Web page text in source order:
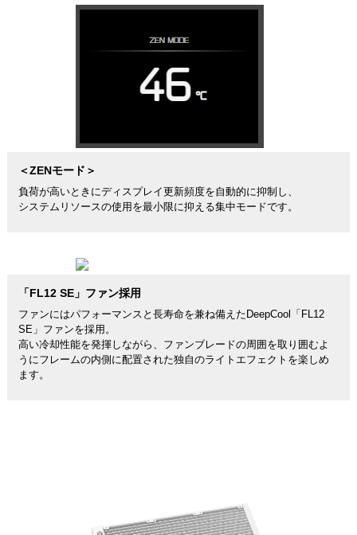
＜ZENモード＞
負荷が高いときにディスプレイ更新頻度を自動的に抑制し、
システムリソースの使用を最小限に抑える集中モードです。
「FL12 SE」ファン採用
ファンにはパフォーマンスと長寿命を兼ね備えたDeepCool「FL12
SE」ファンを採用。
高い冷却性能を発揮しながら、ファンブレードの周囲を取り囲むよ
うにフレームの内側に配置された独自のライトエフェクトを楽しめ
ます。